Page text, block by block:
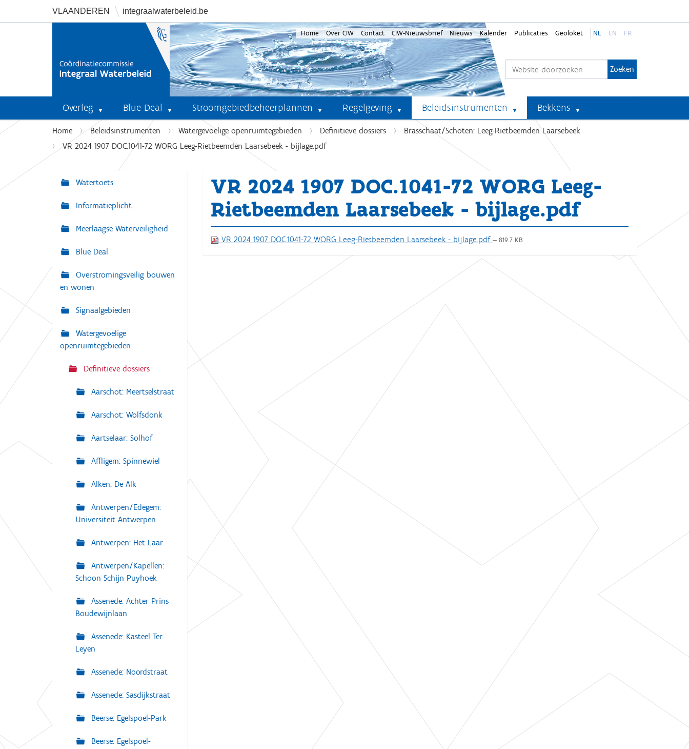
VLAANDEREN integraalwaterbeleid.be
Home Over CIW Contact CIW-Nieuwsbrief Nieuws Kalender Publicaties Geoloket NL EN FR
Overleg Blue Deal Stroomgebiedbeheerplannen Regelgeving Beleidsinstrumenten Bekkens
U
b
e
Home Beleidsinstrumenten Watergevoelige openruimtegebieden Definitieve dossiers
Brasschaat/Schoten: Leeg-Rietbeemden Laarsebeek
VR 2024 1907 DOC.1041-72 WORG Leeg-Rietbeemden Laarsebeek - bijlage.pdf
VR 2024 1907 DOC.1041-72 WORG Leeg-
Rietbeemden Laarsebeek - bijlage.pdf
VR 2024 1907 DOC.1041-72 WORG Leeg-Rietbeemden Laarsebeek - bijlage.pdf — 819.7 KB
N
a
i
g
t
i
e
Watertoets
Informatieplicht
Meerlaagse Waterveiligheid
Blue Deal
Overstromingsveilig bouwen
en wonen
Signaalgebieden
Watergevoelige
openruimtegebieden
Definitieve dossiers
Aarschot: Meertselstraat
Aarschot: Wolfsdonk
Aartselaar: Solhof
Affligem: Spinnewiel
Alken: De Alk
Antwerpen/Edegem:
Universiteit Antwerpen
Antwerpen: Het Laar
Antwerpen/Kapellen:
Schoon Schijn Puyhoek
Assenede: Achter Prins
Boudewijnlaan
Assenede: Kasteel Ter
Leyen
Assenede: Noordstraat
Assenede: Sasdijkstraat
Beerse: Egelspoel-Park
Beerse: Egelspoel-